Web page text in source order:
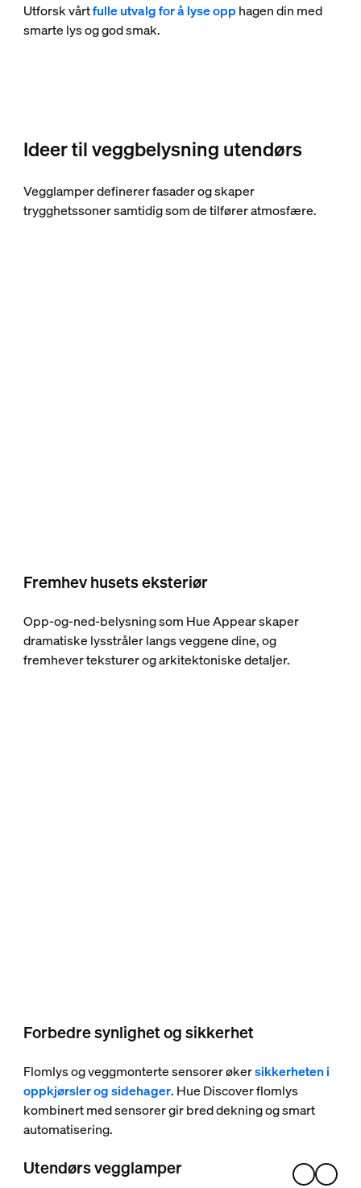
Utforsk vårtfulle utvalg for å lyse opp hagen din med
smarte lys og god smak.
Ideer til veggbelysning utendørs
Vegglamper definerer fasader og skaper
trygghetssoner samtidig som de tilfører atmosfære.
Fremhev husets eksteriør
Opp-og-ned-belysning som Hue Appear skaper
dramatiske lysstråler langs veggene dine, og
fremhever teksturer og arkitektoniske detaljer.
Forbedre synlighet og sikkerhet
Flomlys og veggmonterte sensorer økersikkerheten i
oppkjørsler og sidehager. Hue Discover flomlys
kombinert med sensorer gir bred dekning og smart
automatisering.
Utendørs vegglamper